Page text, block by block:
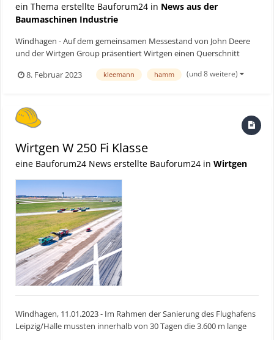
ein Thema erstellte Bauforum24 in News aus der
Baumaschinen Industrie
Windhagen - Auf dem gemeinsamen Messestand von John Deere
und der Wirtgen Group präsentiert Wirtgen einen Querschnitt
Bodenstabilisierung und den Betoneinbau. Neben neun
8. Februar 2023 kleemann hamm (und 8 weitere)
Wirtgen W 250 Fi Klasse
eine Bauforum24 News erstellte Bauforum24 in Wirtgen
Windhagen, 11.01.2023 - Im Rahmen der Sanierung des Flughafens
Leipzig/Halle mussten innerhalb von 30 Tagen die 3.600 m lange